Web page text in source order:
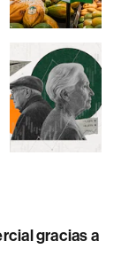
gracias a